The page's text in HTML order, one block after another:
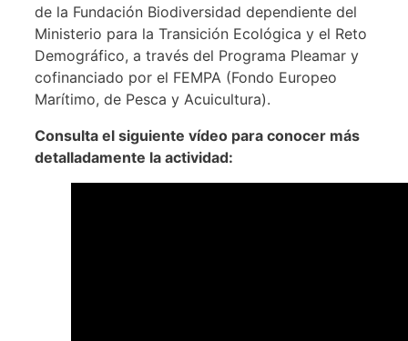
de la Fundación Biodiversidad dependiente del
Ministerio para la Transición Ecológica y el Reto
Demográfico, a través del Programa Pleamar y
cofinanciado por el FEMPA (Fondo Europeo
Marítimo, de Pesca y Acuicultura).
Consulta el siguiente vídeo para conocer más
detalladamente la actividad: